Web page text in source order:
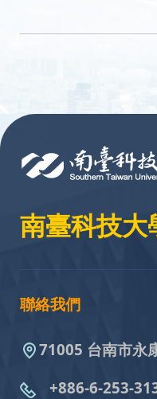
南臺科技大
聯絡我們
71005 台南市永
+886-6-253-